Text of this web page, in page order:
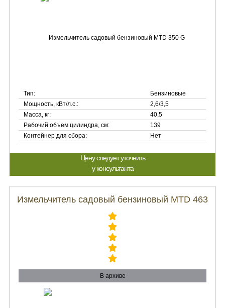
Тип:
Бензиновые
Мощность, кВт/л.с.:
2,6/3,5
Масса, кг:
40,5
Рабочий объем цилиндра, см:
139
Контейнер для сбора:
Нет
Цену следует уточнить
у консультанта
Измельчитель садовый бензиновый MTD 463
В архиве